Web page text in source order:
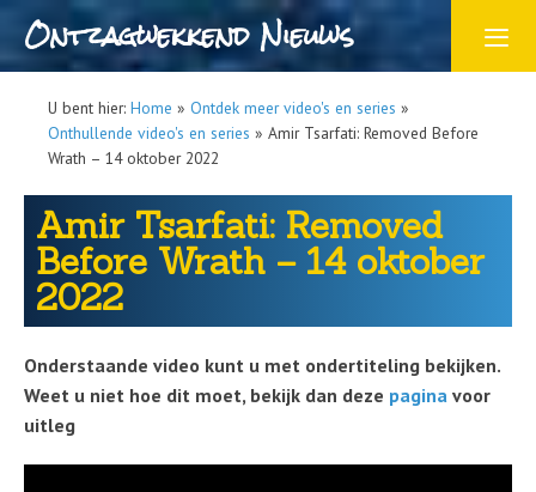
Ontzagwekkend Nieuws
U bent hier: Home » Ontdek meer video's en series »
Onthullende video's en series » Amir Tsarfati: Removed Before
Wrath – 14 oktober 2022
Amir Tsarfati: Removed
Before Wrath – 14 oktober
2022
Onderstaande video kunt u met ondertiteling bekijken.
Weet u niet hoe dit moet, bekijk dan deze pagina voor
uitleg